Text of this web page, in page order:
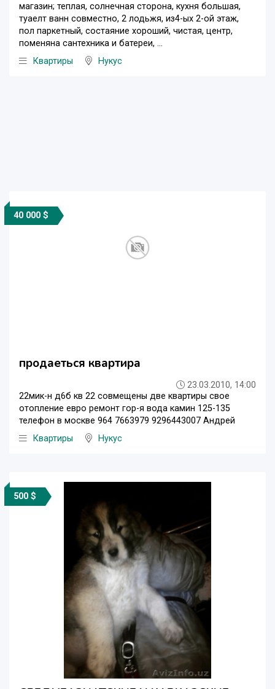
магазин; теплая, солнечная сторона, кухня большая,
туаелт ванн совместно, 2 лодьжя, из4-ых 2-ой этаж,
пол паркетный, состаяние хороший, чистая, центр,
поменяна сантехника и батереи, ...
Квартиры
Нукус
40 000 $
продаеться квартира
23.03.2010, 14:00
22мик-н д6б кв 22 совмещены две квартиры свое
отопление евро ремонт гор-я вода камин 125-135
телефон в москве 964 7663979 9296443007 Андрей
Квартиры
Нукус
500 $